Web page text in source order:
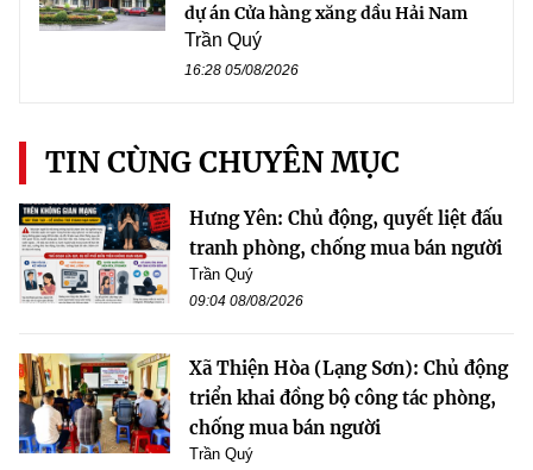
dự án Cửa hàng xăng dầu Hải Nam
Trần Quý
16:28 05/08/2026
TIN CÙNG CHUYÊN MỤC
Hưng Yên: Chủ động, quyết liệt đấu
tranh phòng, chống mua bán người
Trần Quý
09:04 08/08/2026
Xã Thiện Hòa (Lạng Sơn): Chủ động
triển khai đồng bộ công tác phòng,
chống mua bán người
Trần Quý